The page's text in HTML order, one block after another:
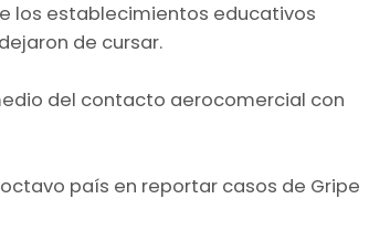
los establecimientos educativos
de cursar.
del contacto aerocomercial con
país en reportar casos de Gripe